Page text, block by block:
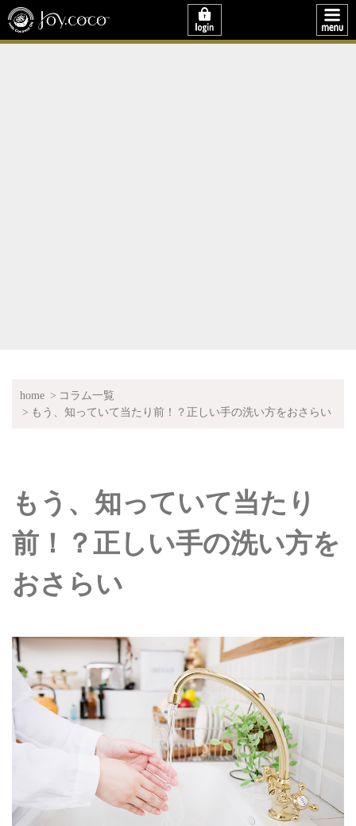
home
コラム一覧
もう、知っていて当たり前！？正しい手の洗い方をおさらい
もう、知っていて当たり
前！？正しい手の洗い方を
おさらい